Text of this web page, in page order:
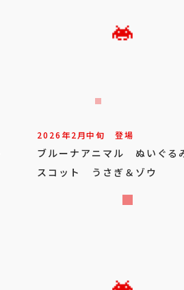
2026年2月中旬 登場
ブルーナアニマル ぬいぐる
スコット うさぎ＆ゾウ